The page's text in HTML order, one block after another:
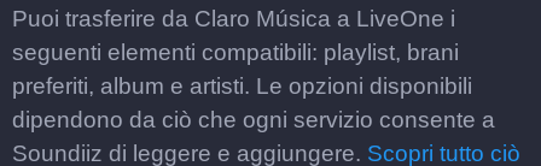
Puoi trasferire da Claro Música a LiveOne i
seguenti elementi compatibili: playlist, brani
preferiti, album e artisti. Le opzioni disponibili
dipendono da ciò che ogni servizio consente a
Soundiiz di leggere e aggiungere. Scopri tutto ciò